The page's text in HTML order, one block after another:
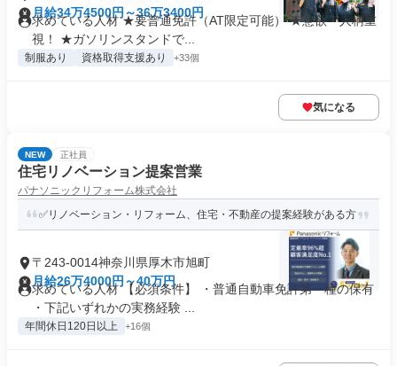
月給34万4500円～36万3400円
求めている人材 ★要普通免許（AT限定可能） ★意欲・人柄重
視！ ★ガソリンスタンドで...
制服あり 資格取得支援あり +33個
気になる
NEW 正社員
住宅リノベーション提案営業
パナソニックリフォーム株式会社
✅リノベーション・リフォーム、住宅・不動産の提案経験がある方
〒243-0014神奈川県厚木市旭町
月給26万4000円～40万円
求めている人材 【必須条件】 ・普通自動車免許第一種の保有
・下記いずれかの実務経験 ...
年間休日120日以上 +16個